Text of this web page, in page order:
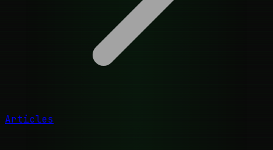
Articles